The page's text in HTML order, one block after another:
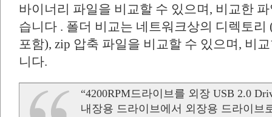
바이너리 파일을 비교할 수 있으며, 비교한
습니다 . 폴더 비교는 네트워크상의 디렉토
포함), zip 압축 파일을 비교할 수 있으며, 비
니다.
“4200RPM드라이브를 외장 USB 2.0
내장용 드라이브에서 외장용 드라이브